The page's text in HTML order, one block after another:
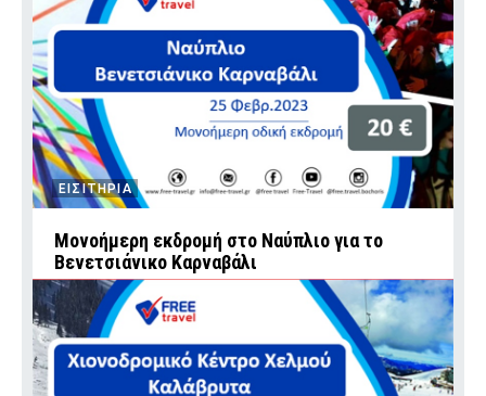
ΕΙΣΙΤΗΡΙΑ
Mονοήμερη εκδρομή στο Ναύπλιο για το
Βενετσιάνικο Καρναβάλι